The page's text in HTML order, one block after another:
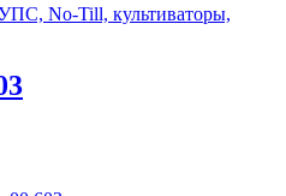
No-Till, культиваторы,